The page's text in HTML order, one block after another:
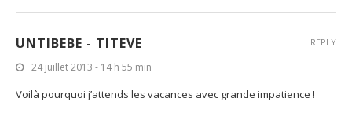
UNTIBEBE - TITEVE
24 juillet 2013 - 14 h 55 min
Voilà pourquoi j’attends les vacances avec grande impatience !
REPLY